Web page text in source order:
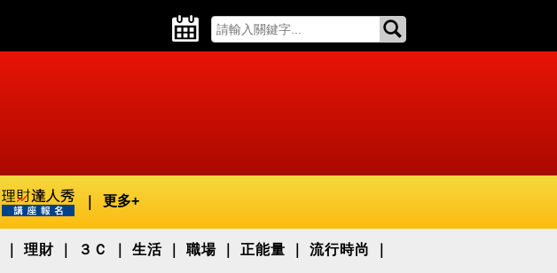
更多+
理財 ３Ｃ 生活 職場 正能量 流行時尚